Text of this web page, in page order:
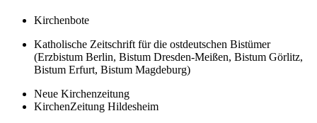
Kirchenbote
Katholische Zeitschrift für die ostdeutschen Bistümer
(Erzbistum Berlin, Bistum Dresden-Meißen, Bistum Görlitz,
Bistum Erfurt, Bistum Magdeburg)
Neue Kirchenzeitung
KirchenZeitung Hildesheim